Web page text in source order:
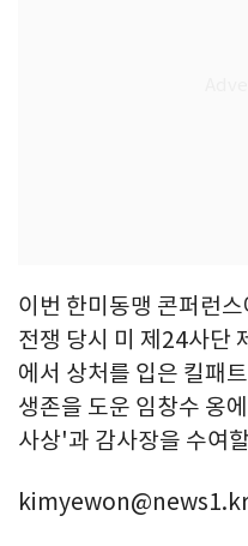
이번 한미동맹 콘퍼런
전쟁 당시 미 제24사단
에서 상처를 입은 킬패
생존을 도운 임창수 옹
사상'과 감사장을 수여